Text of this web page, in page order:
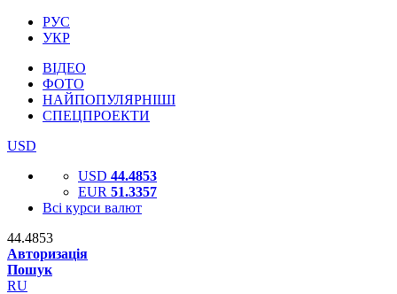
РУС
УКР
ВІДЕО
ФОТО
НАЙПОПУЛЯРНІШІ
СПЕЦПРОЕКТИ
USD
USD 44.4853
EUR 51.3357
Всі курси валют
44.4853
Авторизація
Пошук
RU